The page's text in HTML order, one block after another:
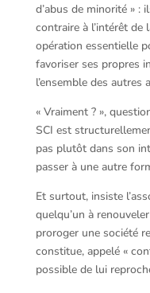
d’abus de minorité » :
contraire à l’intérêt de
opération essentielle
favoriser ses propres
l’ensemble des autres
« Vraiment ? »,
SCI est
pas plutôt dans son
passer à une autre
Et surtout, insiste
quelqu’un à
proroger une société
constitue, appelé «
possible de lui